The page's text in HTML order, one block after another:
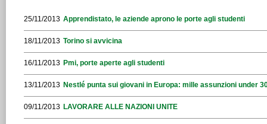
25/11/2013 Apprendistato, le aziende aprono le porte agli studenti
18/11/2013 Torino si avvicina
16/11/2013 Pmi, porte aperte agli studenti
13/11/2013 Nestlé punta sui giovani in Europa: mille assunzioni under
09/11/2013 LAVORARE ALLE NAZIONI UNITE